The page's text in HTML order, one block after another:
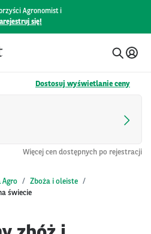
Agronomist i
się!
Dostosuj wyświetlanie ceny
Więcej cen dostępnych po rejestracji
Agro
Zboża i oleiste
świecie